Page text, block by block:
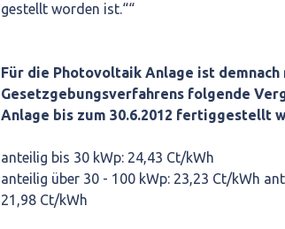
gestellt worden ist.““
Für die Photovoltaik Anlage ist demnach
Gesetzgebungsverfahrens folgende
Anlage bis zum 30.6.2012 fertiggestellt
anteilig bis 30 kWp: 24,43 Ct/kWh
anteilig über 30 - 100 kWp: 23,23 Ct/kWh
21,98 Ct/kWh